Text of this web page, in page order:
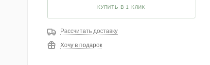
КУПИТЬ В 1 КЛИК
Рассчитать доставку
Хочу в подарок